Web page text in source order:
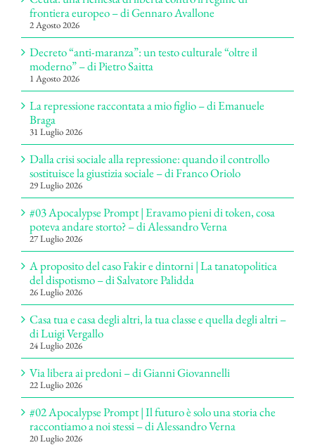
frontiera europeo – di Gennaro Avallone
2 Agosto 2026
Decreto “anti-maranza”: un testo culturale “oltre il
moderno” – di Pietro Saitta
1 Agosto 2026
La repressione raccontata a mio figlio – di Emanuele
Braga
31 Luglio 2026
Dalla crisi sociale alla repressione: quando il controllo
sostituisce la giustizia sociale – di Franco Oriolo
29 Luglio 2026
#03 Apocalypse Prompt | Eravamo pieni di token, cosa
poteva andare storto? – di Alessandro Verna
27 Luglio 2026
A proposito del caso Fakir e dintorni | La tanatopolitica
del dispotismo – di Salvatore Palidda
26 Luglio 2026
Casa tua e casa degli altri, la tua classe e quella degli altri –
di Luigi Vergallo
24 Luglio 2026
Via libera ai predoni – di Gianni Giovannelli
22 Luglio 2026
#02 Apocalypse Prompt | Il futuro è solo una storia che
raccontiamo a noi stessi – di Alessandro Verna
20 Luglio 2026